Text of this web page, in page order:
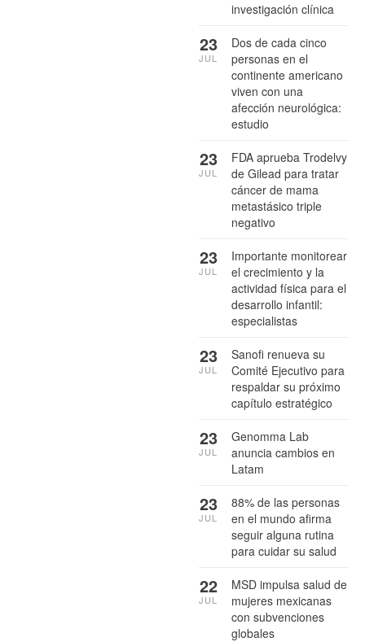
investigación clínica
Dos de cada cinco
personas en el
continente americano
viven con una
afección neurológica:
estudio
23
JUL
FDA aprueba Trodelvy
de Gilead para tratar
cáncer de mama
metastásico triple
negativo
23
JUL
Importante monitorear
el crecimiento y la
actividad física para el
desarrollo infantil:
especialistas
23
JUL
Sanofi renueva su
Comité Ejecutivo para
respaldar su próximo
capítulo estratégico
23
JUL
Genomma Lab
anuncia cambios en
Latam
23
JUL
88% de las personas
en el mundo afirma
seguir alguna rutina
para cuidar su salud
23
JUL
MSD impulsa salud de
mujeres mexicanas
con subvenciones
globales
22
JUL